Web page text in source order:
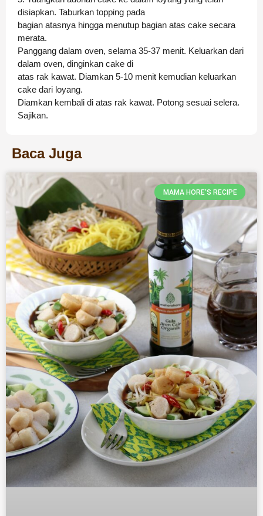
disiapkan. Taburkan topping pada
bagian atasnya hingga menutup bagian atas cake secara
merata.
Panggang dalam oven, selama 35-37 menit. Keluarkan dari
dalam oven, dinginkan cake di
atas rak kawat. Diamkan 5-10 menit kemudian keluarkan
cake dari loyang.
Diamkan kembali di atas rak kawat. Potong sesuai selera.
Sajikan.
Baca Juga
MAMA HORE'S RECIPE